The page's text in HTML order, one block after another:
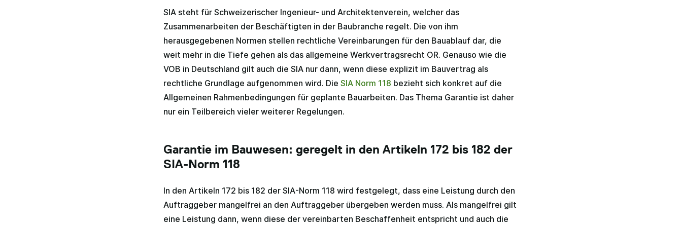
SIA steht für Schweizerischer Ingenieur- und Architektenverein, welcher das
Zusammenarbeiten der Beschäftigten in der Baubranche regelt. Die von ihm
herausgegebenen Normen stellen rechtliche Vereinbarungen für den Bauablauf dar, die
weit mehr in die Tiefe gehen als das allgemeine Werkvertragsrecht OR. Genauso wie die
VOB in Deutschland gilt auch die SIA nur dann, wenn diese explizit im Bauvertrag als
rechtliche Grundlage aufgenommen wird. Die SIA Norm 118 bezieht sich konkret auf die
Allgemeinen Rahmenbedingungen für geplante Bauarbeiten. Das Thema Garantie ist daher
nur ein Teilbereich vieler weiterer Regelungen.
Garantie im Bauwesen: geregelt in den Artikeln 172 bis 182 der
SIA-Norm 118
In den Artikeln 172 bis 182 der SIA-Norm 118 wird festgelegt, dass eine Leistung durch den
Auftraggeber mangelfrei an den Auftraggeber übergeben werden muss. Als mangelfrei gilt
eine Leistung dann, wenn diese der vereinbarten Beschaffenheit entspricht und auch die